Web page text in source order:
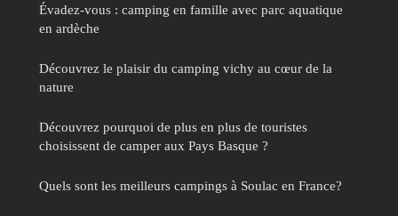
Évadez-vous : camping en famille avec parc aquatique
en ardèche
Découvrez le plaisir du camping vichy au cœur de la
nature
Découvrez pourquoi de plus en plus de touristes
choisissent de camper aux Pays Basque ?
Quels sont les meilleurs campings à Soulac en France?